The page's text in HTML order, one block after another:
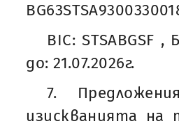
BIC: STSABGSF
до: 21.07.2026г.
7.
изискванията на